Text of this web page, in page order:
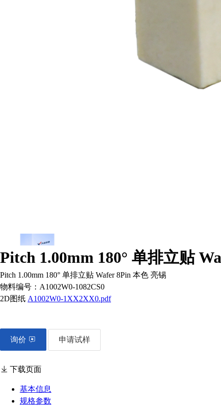
Pitch 1.00mm 180° 单排立贴
Pitch 1.00mm 180° 单排立贴 Wafer 8Pin 本色 亮锡
物料编号： A1002W0-1082CS0
2D图纸 A1002W0-1XX2XX0.pdf
询价 申请试样
下载页面
基本信息
规格参数